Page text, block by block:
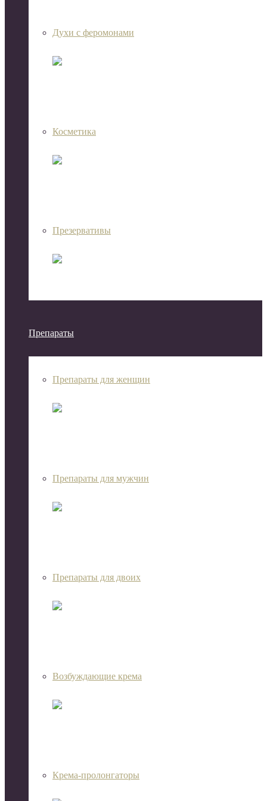
Духи с феромонами
Косметика
Презервативы
Препараты
Препараты для женщин
Препараты для мужчин
Препараты для двоих
Возбуждающие крема
Крема-пролонгаторы